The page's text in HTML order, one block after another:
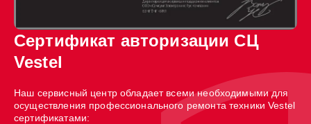
Сертификат авторизации СЦ
Vestel
Наш сервисный центр обладает всеми необходимыми для
осуществления профессионального ремонта техники Vestel
сертификатами: